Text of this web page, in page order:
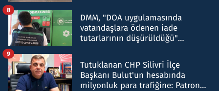
DMM, "DOA uygulamasında
vatandaşlara ödenen iade
tutarlarının düşürüldüğü"
8
Tutuklanan CHP Silivri İlçe
Başkanı Bulut'un hesabında
milyonluk para trafiğine: Patron
9